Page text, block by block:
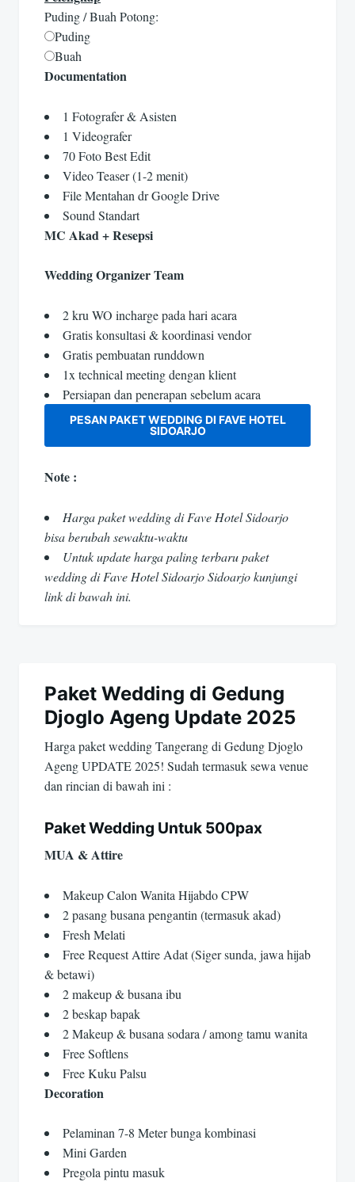
Puding / Buah Potong:
Puding
Buah
Documentation
1 Fotografer & Asisten
1 Videografer
70 Foto Best Edit
Video Teaser (1-2 menit)
File Mentahan dr Google Drive
Sound Standart
MC Akad + Resepsi
Wedding Organizer Team
2 kru WO incharge pada hari acara
Gratis konsultasi & koordinasi vendor
Gratis pembuatan runddown
1x technical meeting dengan klient
Persiapan dan penerapan sebelum acara
PESAN PAKET WEDDING DI FAVE HOTEL
SIDOARJO
Note :
Harga paket wedding di Fave Hotel Sidoarjo
bisa berubah sewaktu-waktu
Untuk update harga paling terbaru paket
wedding di Fave Hotel Sidoarjo Sidoarjo kunjungi
link di bawah ini.
Paket Wedding di Gedung
Djoglo Ageng Update 2025
Harga paket wedding Tangerang di Gedung Djoglo
Ageng UPDATE 2025! Sudah termasuk sewa venue
dan rincian di bawah ini :
Paket Wedding Untuk 500pax
MUA & Attire
Makeup Calon Wanita Hijabdo CPW
2 pasang busana pengantin (termasuk akad)
Fresh Melati
Free Request Attire Adat (Siger sunda, jawa hijab
& betawi)
2 makeup & busana ibu
2 beskap bapak
2 Makeup & busana sodara / among tamu wanita
Free Softlens
Free Kuku Palsu
Decoration
Pelaminan 7-8 Meter bunga kombinasi
Mini Garden
Pregola pintu masuk